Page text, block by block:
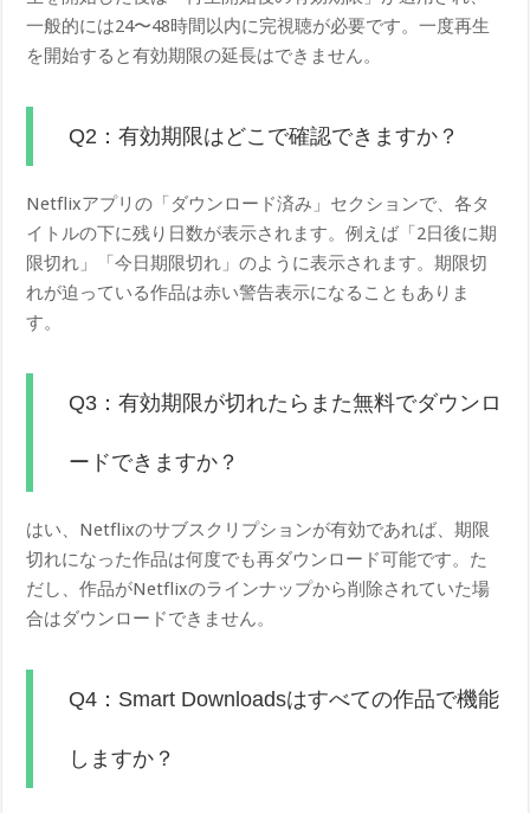
一般的には24〜48時間以内に完視聴が必要です。一度再生
を開始すると有効期限の延長はできません。
Q2：有効期限はどこで確認できますか？
Netflixアプリの「ダウンロード済み」セクションで、各タ
イトルの下に残り日数が表示されます。例えば「2日後に期
限切れ」「今日期限切れ」のように表示されます。期限切
れが迫っている作品は赤い警告表示になることもありま
す。
Q3：有効期限が切れたらまた無料でダウンロ
ードできますか？
はい、Netflixのサブスクリプションが有効であれば、期限
切れになった作品は何度でも再ダウンロード可能です。た
だし、作品がNetflixのラインナップから削除されていた場
合はダウンロードできません。
Q4：Smart Downloadsはすべての作品で機能
しますか？